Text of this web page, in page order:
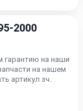
2000
гарантию на наши
на нашем
артикул зч.